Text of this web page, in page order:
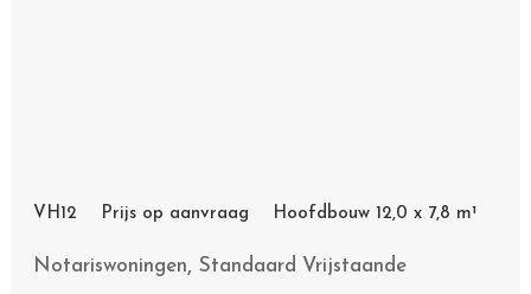
VH12 Prijs op aanvraag Hoofdbouw 12,0 x 7,8 m¹
Notariswoningen,Standaard Vrijstaande